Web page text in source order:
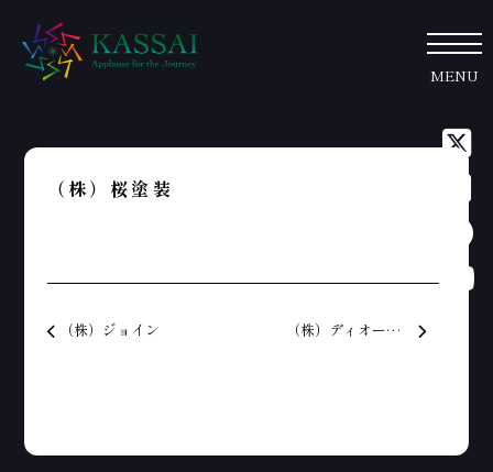
MENU
（株）桜塗装
投稿ナビゲーション
（株）ジョイン （株）ディオーネインターナショナル